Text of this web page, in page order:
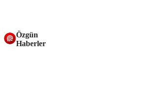
Özgün
Haberler